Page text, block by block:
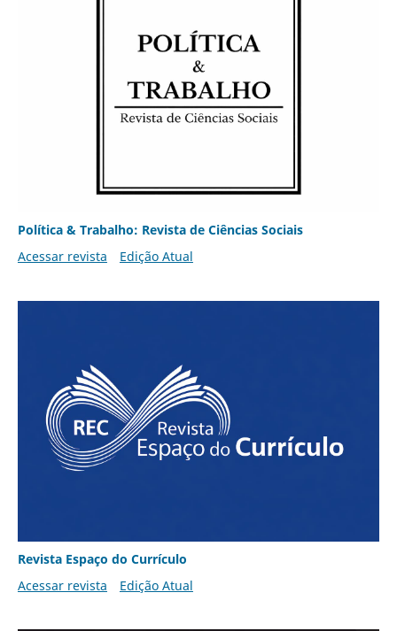
Política & Trabalho: Revista de Ciências Sociais
Acessar revista
Edição Atual
Revista Espaço do Currículo
Acessar revista
Edição Atual